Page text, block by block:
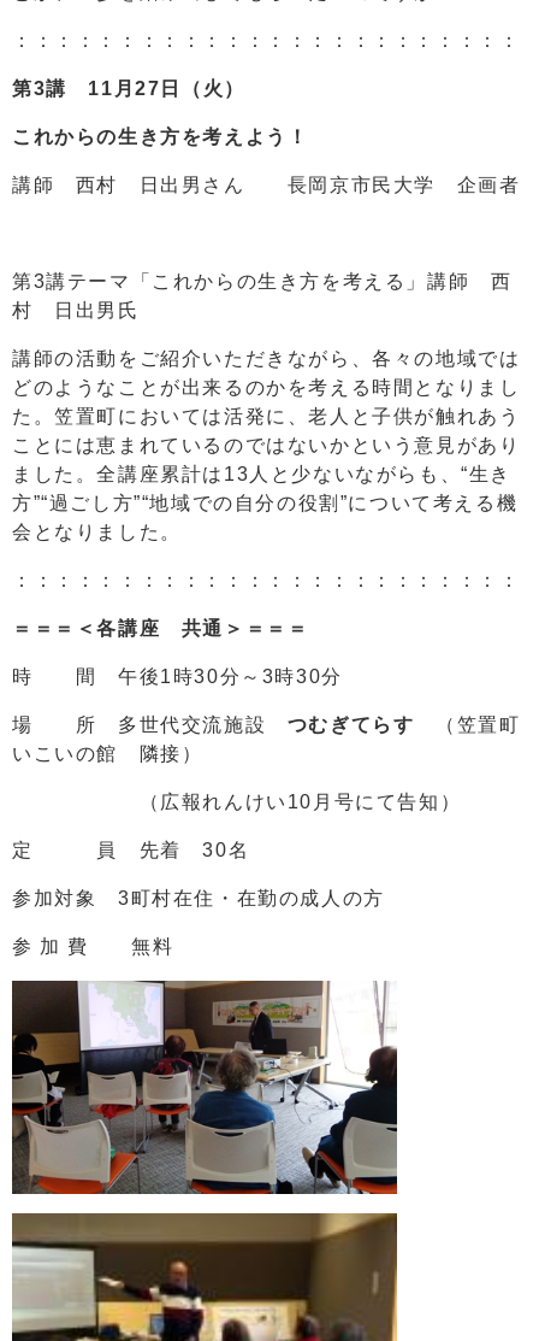
：：：：：：：：：：：：：：：：：：：：：：：
第3講 11月27日（火）
これからの生き方を考えよう！
講師 西村 日出男さん 長岡京市民大学 企画者
第3講テーマ「これからの生き方を考える」講師 西
村 日出男氏
講師の活動をご紹介いただきながら、各々の地域では
どのようなことが出来るのかを考える時間となりまし
た。笠置町においては活発に、老人と子供が触れあう
ことには恵まれているのではないかという意見があり
ました。全講座累計は13人と少ないながらも、“生き
方”“過ごし方”“地域での自分の役割”について考える機
会となりました。
：：：：：：：：：：：：：：：：：：：：：：：
＝＝＝＜各講座 共通＞＝＝＝
時 間 午後1時30分～3時30分
場 所 多世代交流施設 つむぎてらす
（笠置町
いこいの館 隣接）
（広報れんけい10月号にて告知）
定 員 先着 30名
参加対象 3町村在住・在勤の成人の方
参 加 費 無料